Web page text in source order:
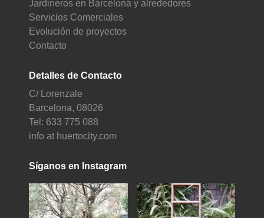
Jardineros en Barcelona y alrededores
Servicios Comerciales
Evolución de proyectos
Contacto
Detalles de Contacto
C/ Lorenzale
Barcelona, 08026
Tel: 633 775 088
info at huertocity.com
Síganos en Instagram